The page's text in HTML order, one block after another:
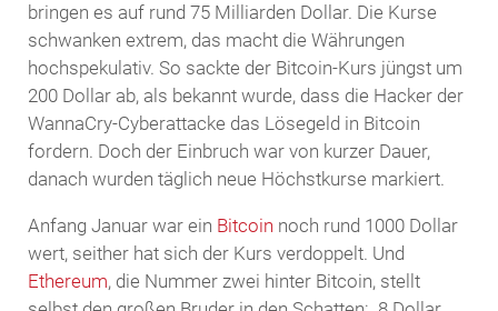
bringen es auf rund 75 Milliarden Dollar. Die Kurse
schwanken extrem, das macht die Währungen
hochspekulativ. So sackte der Bitcoin-Kurs jüngst um
200 Dollar ab, als bekannt wurde, dass die Hacker der
WannaCry-Cyberattacke das Lösegeld in Bitcoin
fordern. Doch der Einbruch war von kurzer Dauer,
danach wurden täglich neue Höchstkurse markiert.
Anfang Januar war ein Bitcoin noch rund 1000 Dollar
wert, seither hat sich der Kurs verdoppelt. Und
Ethereum, die Nummer zwei hinter Bitcoin, stellt